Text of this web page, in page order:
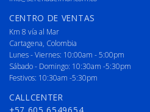
CENTRO DE VENTAS
Km 8 vía al Mar
Cartagena, Colombia
Lunes - Viernes: 10:00am - 5:00pm
Sábado - Domingo: 10:30am -5:30pm
Festivos: 10:30am -5:30pm
CALLCENTER